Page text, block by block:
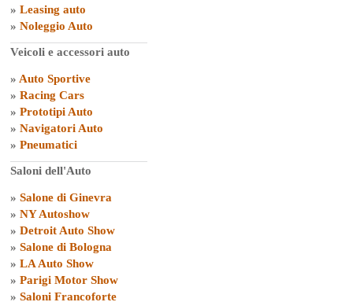
» Leasing auto
» Noleggio Auto
Veicoli e accessori auto
» Auto Sportive
» Racing Cars
» Prototipi Auto
» Navigatori Auto
» Pneumatici
Saloni dell'Auto
» Salone di Ginevra
» NY Autoshow
» Detroit Auto Show
» Salone di Bologna
» LA Auto Show
» Parigi Motor Show
» Saloni Francoforte